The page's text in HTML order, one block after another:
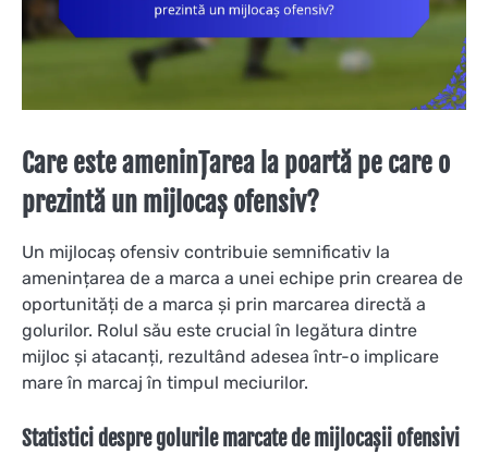
Care este amenințarea la poartă pe care o
prezintă un mijlocaș ofensiv?
Un mijlocaș ofensiv contribuie semnificativ la
amenințarea de a marca a unei echipe prin crearea de
oportunități de a marca și prin marcarea directă a
golurilor. Rolul său este crucial în legătura dintre
mijloc și atacanți, rezultând adesea într-o implicare
mare în marcaj în timpul meciurilor.
Statistici despre golurile marcate de mijlocașii ofensivi